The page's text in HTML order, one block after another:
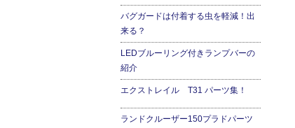
バグガードは付着する虫を軽減！出
来る？
LEDブルーリング付きランプバーの
紹介
エクストレイル T31 パーツ集！
ランドクルーザー150プラドパーツ